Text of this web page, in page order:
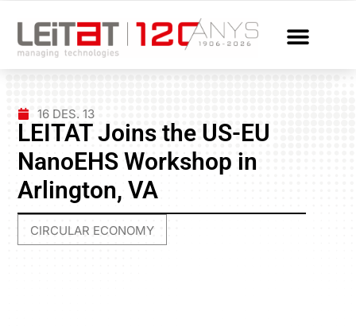
16 DES. 13
LEITAT Joins the US-EU
NanoEHS Workshop in
Arlington, VA
CIRCULAR ECONOMY